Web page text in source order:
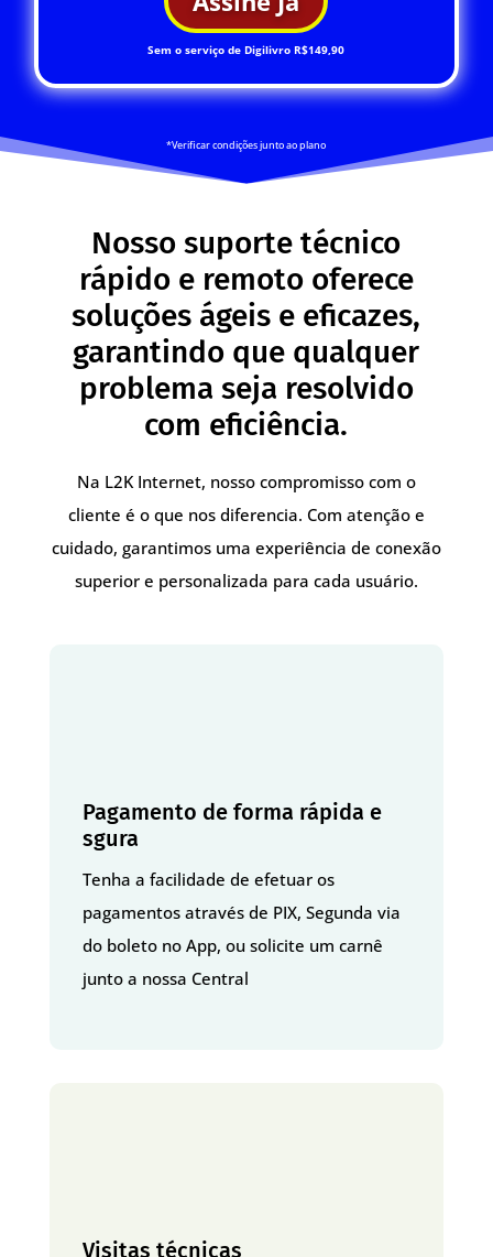
Sem o serviço de Digilivro R$149,90
*Verificar condições junto ao plano
Nosso suporte técnico
rápido e remoto oferece
soluções ágeis e eficazes,
garantindo que qualquer
problema seja resolvido
com eficiência.
Na L2K Internet, nosso compromisso com o
cliente é o que nos diferencia. Com atenção e
cuidado, garantimos uma experiência de conexão
superior e personalizada para cada usuário.
Pagamento de forma rápida e
sgura
Tenha a facilidade de efetuar os
pagamentos através de PIX, Segunda via
do boleto no App, ou solicite um carnê
junto a nossa Central
Visitas técnicas